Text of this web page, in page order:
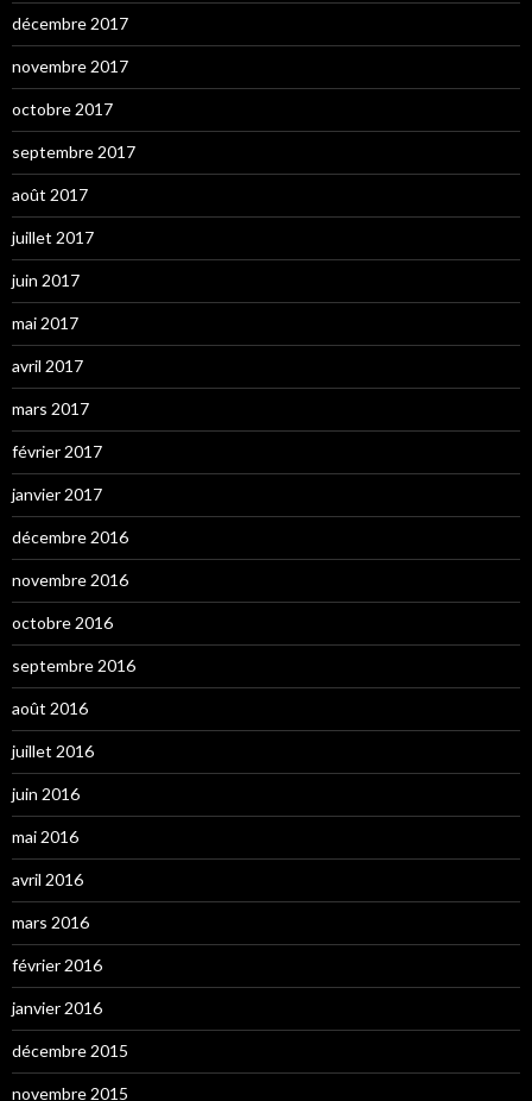
décembre 2017
novembre 2017
octobre 2017
septembre 2017
août 2017
juillet 2017
juin 2017
mai 2017
avril 2017
mars 2017
février 2017
janvier 2017
décembre 2016
novembre 2016
octobre 2016
septembre 2016
août 2016
juillet 2016
juin 2016
mai 2016
avril 2016
mars 2016
février 2016
janvier 2016
décembre 2015
novembre 2015